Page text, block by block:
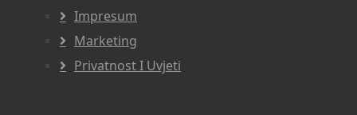
Impresum
Marketing
Privatnost I Uvjeti